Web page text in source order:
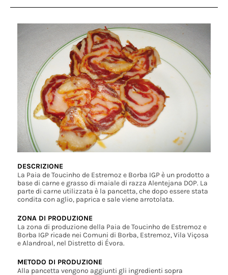
DESCRIZIONE
La Paia de Toucinho de Estremoz e Borba IGP è un prodotto a
base di carne e grasso di maiale di razza Alentejana DOP. La
parte di carne utilizzata è la pancetta, che dopo essere stata
condita con aglio, paprica e sale viene arrotolata.
ZONA DI PRODUZIONE
La zona di produzione della Paia de Toucinho de Estremoz e
Borba IGP ricade nei Comuni di Borba, Estremoz, Vila Viçosa
e Alandroal, nel Distretto di Évora.
METODO DI PRODUZIONE
Alla pancetta vengono aggiunti gli ingredienti sopra